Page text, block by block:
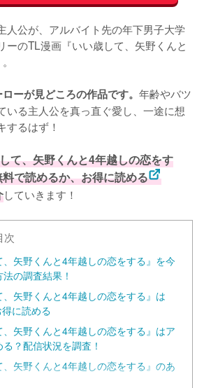
人公が、アルバイト先の年下男子大学
ーのTL漫画『いい歳して、矢野くんと
ーが見どころの作品です。 年齢やバツ
いる主人公を真っ直ぐ愛し、一途に想
するはず！
て、矢野くんと4年越しの恋をす
で読めるか、お得に読める
していきます！
次
矢野くんと4年越しの恋をする』を今
の調査結果！
矢野くんと4年越しの恋をする』は
に読める
矢野くんと4年越しの恋をする』はア
？配信状況を調査！
矢野くんと4年越しの恋をする』のあ